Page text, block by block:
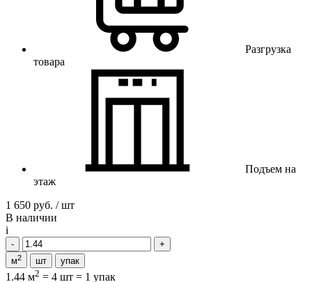
Разгрузка
товара
Подъем на
этаж
1 650 руб. / шт
В наличии
i
м2 шт упак
1.44 м2 = 4 шт = 1 упак